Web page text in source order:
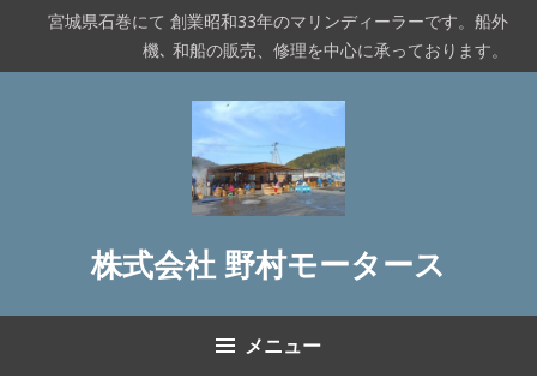
テ
宮城県石巻にて 創業昭和33年のマリンディーラーです。船外
機､ 和船の販売、修理を中心に承っております。
株式会社 野村モータース
メニュー